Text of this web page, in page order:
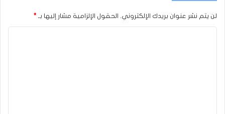
لن يتم نشر عنوان بريدك الإلكتروني. الحقول الإلزامية مشار إليها بـ *